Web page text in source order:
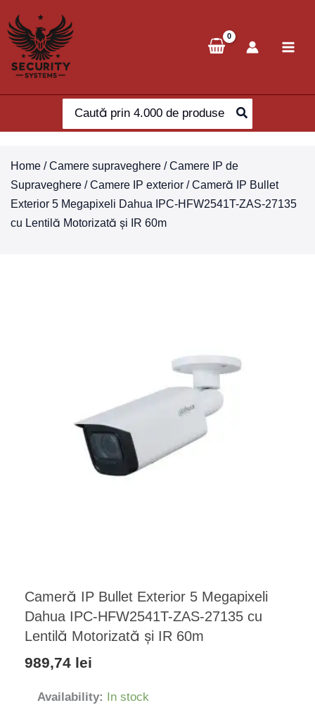
to
content
for:
Home /Camere supraveghere /Camere IP de
Supraveghere /Camere IP exterior / Cameră IP Bullet
Exterior 5 Megapixeli Dahua IPC-HFW2541T-ZAS-27135
cu Lentilă Motorizată și IR 60m
Cameră IP Bullet Exterior 5 Megapixeli
Dahua IPC-HFW2541T-ZAS-27135 cu
Lentilă Motorizată și IR 60m
989,74 lei
Availability: In stock
IP